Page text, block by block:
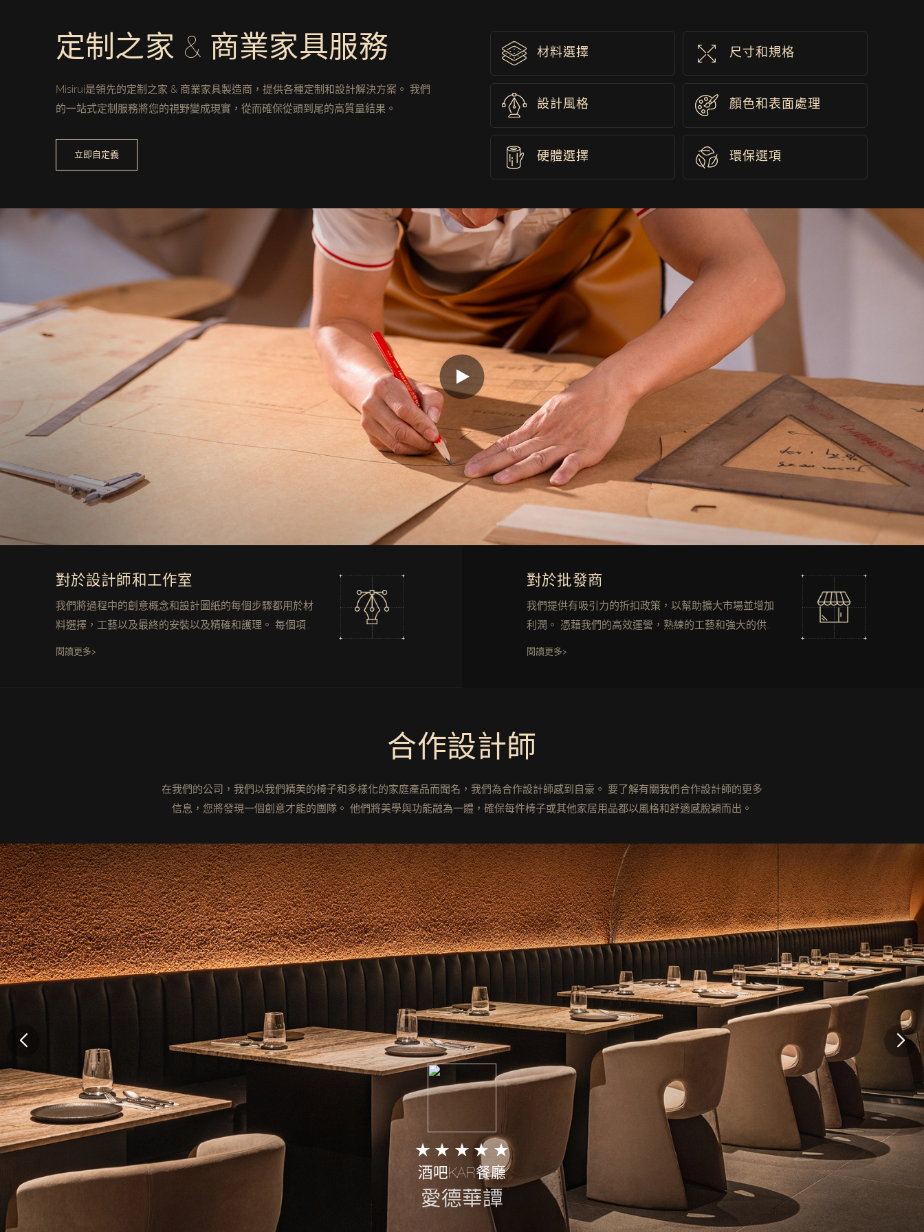
定制之家 & 商業家具服務
Misirui是領先的定制之家 & 商業家具製造商，提供各種定制和設計解決方案。 我們
的一站式定制服務將您的視野變成現實，從而確保從頭到尾的高質量結果。
立即自定義
材料選擇 尺寸和規格
設計風格 顏色和表面處理
硬體選擇 環保選項
對於設計師和工作室
我們將過程中的創意概念和設計圖紙的每個步驟都用於材
料選擇，工藝以及最終的安裝以及精確和護理。 每個項目
都是由我們的專家團隊執行的，以確保每個細節都完美地
閱讀更多>
對於批發商
我們提供有吸引力的折扣政策，以幫助擴大市場並增加
利潤。 憑藉我們的高效運營，熟練的工藝和強大的供應
鏈，我們迅速準確地履行了高質量，具有成本效益的產
閱讀更多>
合作設計師
在我們的公司，我們以我們精美的椅子和多樣化的家庭產品而聞名，我們為合作設計師感到自豪。 要了解有關我們合作設計師的更多
信息，您將發現一個創意才能的團隊。 他們將美學與功能融為一體，確保每件椅子或其他家居用品都以風格和舒適感脫穎而出。
★ ★ ★ ★ ★
MIDEA EGRET LAKE FOREST RESORT VILLA
Qunying Wang